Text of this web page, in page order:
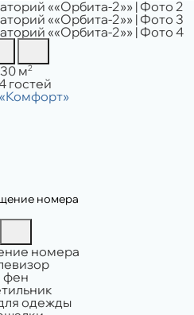
Площадь:
30 м2
гостей
номера
номера
фен
одежды